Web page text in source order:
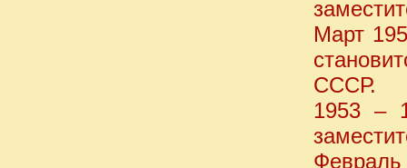
Март
СССР.
1953 –